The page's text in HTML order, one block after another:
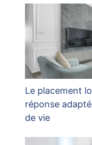
Le placement
réponse
de vie